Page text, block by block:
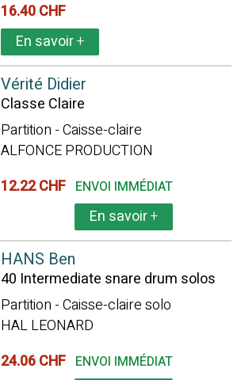
16.40 CHF
En savoir+
Vérité Didier
Classe Claire
Partition - Caisse-claire
ALFONCE PRODUCTION
12.22 CHF ENVOI IMMÉDIAT
En savoir+
HANS Ben
40 Intermediate snare drum solos
Partition - Caisse-claire solo
HAL LEONARD
24.06 CHF ENVOI IMMÉDIAT